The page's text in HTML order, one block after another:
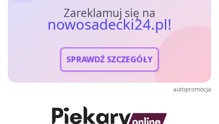
Zareklamuj się na
nowosadecki24.pl!
SPRAWDŹ SZCZEGÓŁY
autopromocja